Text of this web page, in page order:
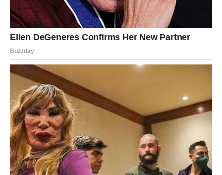
Vaga konačno dolazi do:
napredovanja,
priznanja,
pobede u nečemu što je dugo čekala,
prilike koje menja sve.
Njena nagrada je najjednostavnija, a najdragocenija:mir.